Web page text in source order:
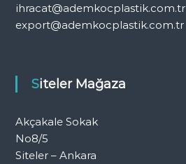
ihracat@ademkocplastik.com.tr
export@ademkocplastik.com.tr
Siteler Mağaza
Akçakale Sokak
No8/5
Siteler – Ankara